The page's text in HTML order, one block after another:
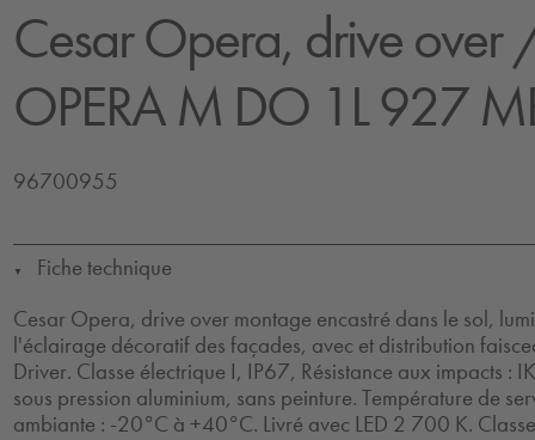
Cesar Opera, drive over/
OPERA M DO 1L 927
96700955
▼
Fiche technique
Cesar Opera, drive over montage encastré dans le sol,
l'éclairage décoratif des façades, avec et distribution
Driver. Classe électrique I, IP67, Résistance aux impacts :
sous pression aluminium, sans peinture. Température de
ambiante : -20°C à +40°C. Livré avec LED 2 700 K.